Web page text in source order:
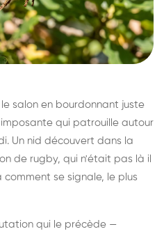
salon en bourdonnant juste
qui patrouille autour
Un nid découvert dans la
de rugby, qui n'était pas là il
comment se signale, le plus
qui le précède —